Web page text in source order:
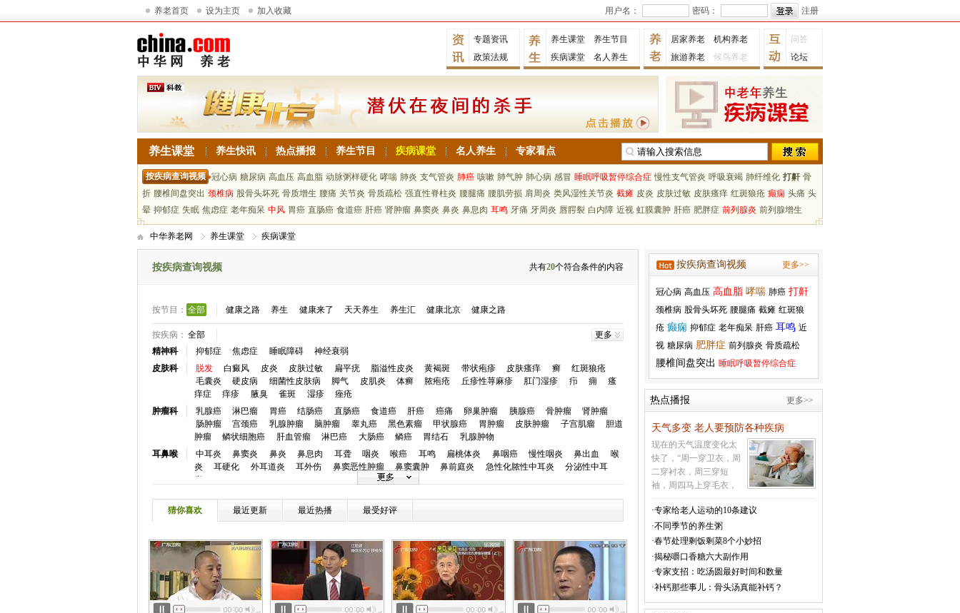
养老首页 设为主页 加入收藏 用户名： 密码： 注册
专题资讯
政策法规
养生课堂
养生节目
疾病课堂
名人养生
居家养老
机构养老
旅游养老
候鸟养老
问答
论坛
养生课堂 养生快讯 热点播报 养生节目 疾病课堂 名人养生 专家看点
按疾病查询视频 冠心病 糖尿病 高血压 高血脂 动脉粥样硬化 哮喘 肺炎 支气管炎 肺癌 咳嗽 肺气肿 肺心病 感冒 睡眠呼吸暂停综合症 慢性支气管炎 呼吸衰竭 肺纤维化 打鼾 骨
折 腰椎间盘突出 颈椎病 股骨头坏死 骨质增生 腰痛 关节炎 骨质疏松 强直性脊柱炎 腰腿痛 腰肌劳损 肩周炎 类风湿性关节炎 截瘫 皮炎 皮肤过敏 皮肤瘙痒 红斑狼疮 癫痫 头痛 头
晕 抑郁症 失眠 焦虑症 老年痴呆 中风 胃癌 直肠癌 食道癌 肝癌 肾肿瘤 鼻窦炎 鼻炎 鼻息肉 耳鸣 牙痛 牙周炎 唇腭裂 白内障 近视 虹膜囊肿 肝癌 肥胖症 前列腺炎 前列腺增生
中华养老网 养生课堂 疾病课堂
按疾病查询视频 共有20个符合条件的内容
按节目： 全部 健康之路 养生 健康来了 天天养生 养生汇 健康北京 健康之路
按疾病： 全部
更多
精神科
抑郁症 焦虑症 睡眠障碍
神经衰弱
皮肤科
脱发 白癜风 皮炎 皮肤过敏 扁平疣 脂溢性皮炎 黄褐斑 带状疱疹 皮肤瘙痒 癣
红斑狼疮
毛囊炎
硬皮病 细菌性皮肤病 脚气 皮肌炎 体癣 脓疱疮 丘疹性荨麻疹 肛门湿疹 疖 痈
瘙
痒症
痒疹 腋臭 雀斑 湿疹
痤疮
肿瘤科
乳腺癌 淋巴瘤 胃癌 结肠癌 直肠癌 食道癌 肝癌 癌痛 卵巢肿瘤 胰腺癌 骨肿瘤
肾肿瘤
肠肿瘤
宫颈癌 乳腺肿瘤 脑肿瘤 睾丸癌 黑色素瘤 甲状腺癌 胃肿瘤 皮肤肿瘤 子宫肌瘤
胆道
肿瘤
鳞状细胞癌 肝血管瘤 淋巴癌 大肠癌 鳞癌 胃结石
乳腺肿物
耳鼻喉
中耳炎 鼻窦炎 鼻炎 鼻息肉 耳聋 咽炎 喉癌 耳鸣 扁桃体炎 鼻咽癌 慢性咽炎 鼻出血
喉
炎
耳硬化 外耳道炎 耳外伤 鼻窦恶性肿瘤 鼻窦囊肿 鼻前庭炎 急性化脓性中耳炎
分泌性中耳
炎
眼科
白内障 青光眼 视网膜脱落 斜视 近视 眼底病 弱视 角膜炎 黄斑变性 糖尿病视网膜病变
结膜
炎
角膜病 干眼症 麦粒肿 小儿斜视 眼睑炎症
心血管
冠心病 高血压 心律失常 房颤 心衰 心肌炎 先天性心脏病 心肌病 心肌梗死 心绞痛
心肌缺
血
高血脂 心脏神经官能症 动脉粥样硬化 低血压 主肺动脉间隔缺损 急性心力衰竭
混合性心绞痛
慢性心衰
窦性心律不齐 静脉曲张 心脏病
坏血病
神经内
脑梗塞 头痛 帕金森 头晕 失眠 脑供血不足 痴呆 肌病 脑血栓 脑血管病
瘫
三叉神经痛 失语 嗜睡症 脑动脉硬化 周期性瘫痪 肌无力综合症 老年痴呆(阿尔茨海默病)
中
猜你喜欢 最近更新 最近热播 最受好评
按疾病查询视频 更多>>
冠心病 高血压 高血脂 哮喘 肺癌 打鼾
颈椎病 股骨头坏死 腰腿痛 截瘫 红斑狼
疮 癫痫 抑郁症 老年痴呆 肝癌 耳鸣 近
视 糖尿病 肥胖症 前列腺炎 骨质疏松
腰椎间盘突出 睡眠呼吸暂停综合症
热点播报 更多>>
天气多变 老人要预防各种疾病
现在的天气温度变化太
快了，“周一穿卫衣，周
二穿衬衣，周三穿短
袖，周四马上穿毛衣，
周日又让你穿羽绒衣”，
这样的天气让很多的老
年人受不了，就会生
病，很多的疾病就会因
为气温的变化而引发。
的天气变化的很快，老
年人及有心脑血管病史
·专家给老人运动的10条建议
·不同季节的养生粥
·春节处理剩饭剩菜8个小妙招
·揭秘嚼口香糖六大副作用
·专家支招：吃汤圆最好时间和数量
·补钙那些事儿：骨头汤真能补钙？